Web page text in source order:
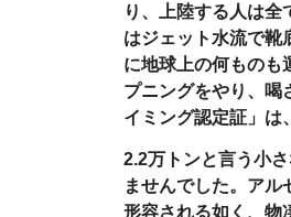
り、上陸する人は全
はジェット水流で靴
に地球上の何ものも
プニングをやり、喝
イミング認定証」は
2.2万トンと言う小
ませんでした。アル
形容される如く、物